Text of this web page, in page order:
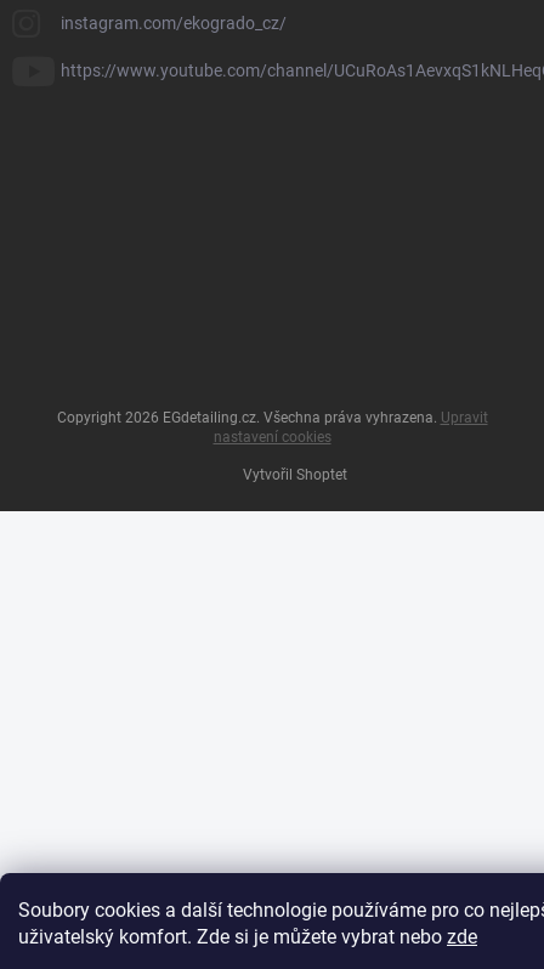
Soubory cookies a další technologie používáme pro co
uživatelský komfort. Zde si je můžete vybrat nebo zde
instagram.com/ekogrado_cz/
https://www.youtube.com/channel/
Vytvořil Shoptet
Copyright 2026 EGdetailing.cz. Všechna práva vyhrazena. Upravit
nastavení cookies